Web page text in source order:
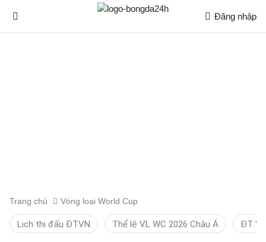
Đăng nhập
Trang chủ Vòng loại World Cup
Lịch thi đấu ĐTVN Thể lệ VL WC 2026 Châu Á ĐT